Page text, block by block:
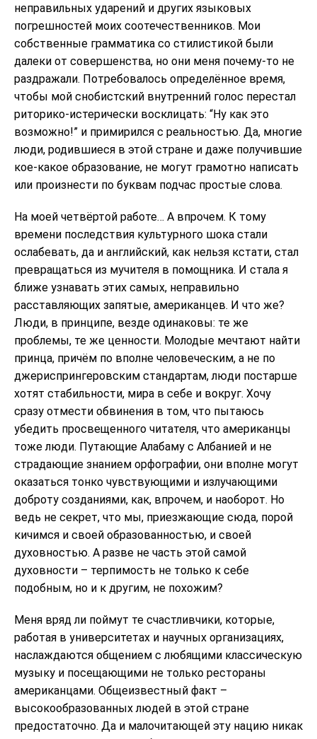
неправильных ударений и других языковых
погрешностей моих соотечественников. Мои
собственные грамматика со стилистикой были
далеки от совершенства, но они меня почему-то не
раздражали. Потребовалось определённое время,
чтобы мой снобистский внутренний голос перестал
риторико-истерически восклицать: “Ну как это
возможно!” и примирился с реальностью. Да, многие
люди, родившиеся в этой стране и даже получившие
кое-какое образование, не могут грамотно написать
или произнести по буквам подчас простые слова.
На моей четвёртой работе… А впрочем. К тому
времени последствия культурного шока стали
ослабевать, да и английский, как нельзя кстати, стал
превращаться из мучителя в помощника. И стала я
ближе узнавать этих самых, неправильно
расставляющих запятые, американцев. И что же?
Люди, в принципе, везде одинаковы: те же
проблемы, те же ценности. Молодые мечтают найти
принца, причём по вполне человеческим, а не по
джериспрингеровским стандартам, люди постарше
хотят стабильности, мира в себе и вокруг. Хочу
сразу отмести обвинения в том, что пытаюсь
убедить просвещенного читателя, что американцы
тоже люди. Путающие Алабаму с Албанией и не
страдающие знанием орфографии, они вполне могут
оказаться тонко чувствующими и излучающими
доброту созданиями, как, впрочем, и наоборот. Но
ведь не секрет, что мы, приезжающие сюда, порой
кичимся и своей образованностью, и своей
духовностью. А разве не часть этой самой
духовности – терпимость не только к себе
подобным, но и к другим, не похожим?
Меня вряд ли поймут те счастливчики, которые,
работая в университетах и научных организациях,
наслаждаются общением с любящими классическую
музыку и посещающими не только рестораны
американцами. Общеизвестный факт –
высокообразованных людей в этой стране
предостаточно. Да и малочитающей эту нацию никак